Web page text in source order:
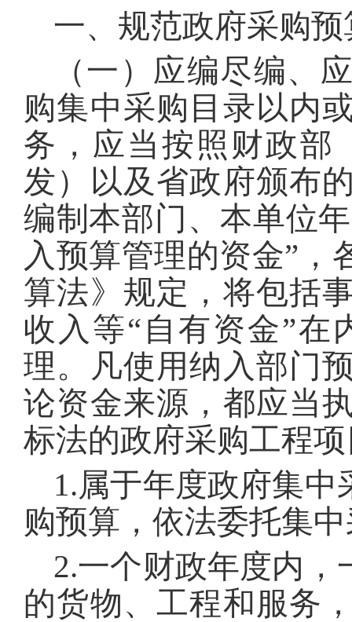
一、规范政府采购
（一）应编尽编、
购集中采购目录以内
务，应当按照财政部
发）以及省政府颁布
编制本部门、本单位
入预算管理的资金”，
算法》规定，将包括
收入等“自有资金”在
理。凡使用纳入部门
论资金来源，都应当
标法的政府采购工程
1.属于年度政府集
购预算，依法委托集
2.一个财政年度内
的货物、工程和服务